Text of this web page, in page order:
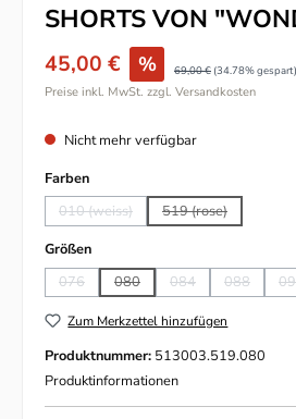
SHORTS VON
45,00 € % 69,00 € (34.78% gespart)
Preise inkl. MwSt. zzgl. Versandkosten
Nicht mehr verfügbar
Farbenauswählen
010 (weiss)(Diese Option ist zurzeit nicht
519 (rose)
(Diese Option ist
Größenauswählen
076(Diese Option ist zurzeit nicht verfügbar.)
080(Diese Option ist zurzeit nicht
084(Diese Option ist
088(Diese
Zum Merkzettel hinzufügen
Produktnummer: 513003.519.080
Produktinformationen